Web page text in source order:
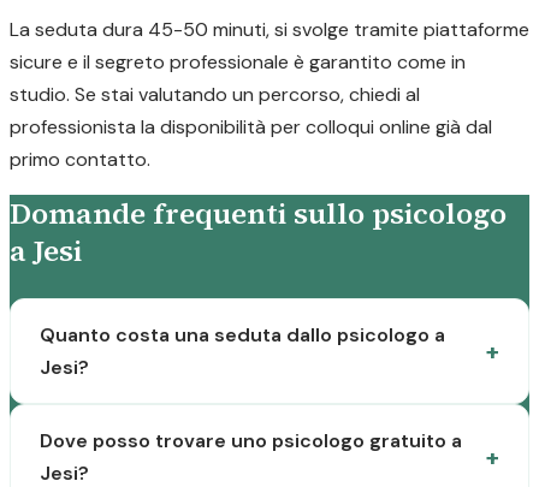
La seduta dura 45-50 minuti, si svolge tramite piattaforme
sicure e il segreto professionale è garantito come in
studio. Se stai valutando un percorso, chiedi al
professionista la disponibilità per colloqui online già dal
primo contatto.
Domande frequenti sullo psicologo
a Jesi
Quanto costa una seduta dallo psicologo a
Jesi?
Dove posso trovare uno psicologo gratuito a
Jesi?